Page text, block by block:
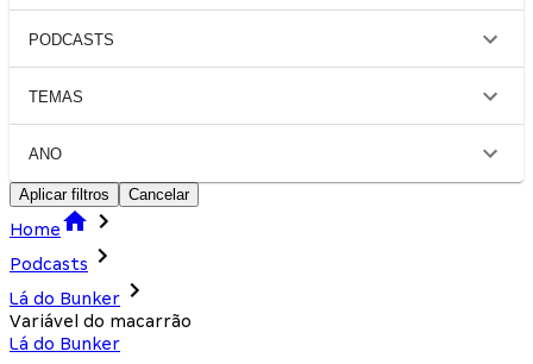
PODCASTS
TEMAS
ANO
Aplicar filtros Cancelar
Home
Podcasts
Lá do Bunker
Variável do macarrão
Lá do Bunker